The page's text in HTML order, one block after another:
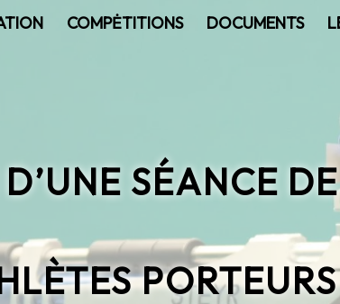
COMPĖTITIONS DOCUMENTS
SÉANCE